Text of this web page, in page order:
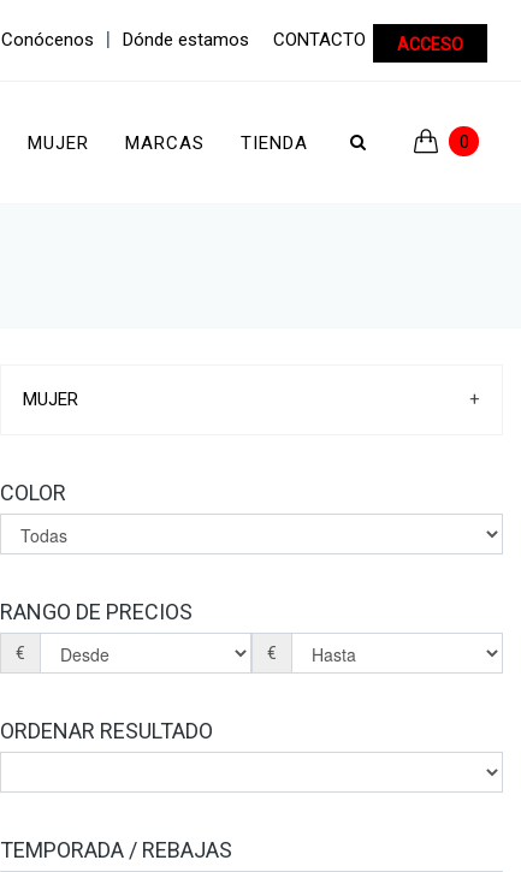
Conócenos | Dónde estamos CONTACTO ACCESO
MUJER MARCAS TIENDA 0
MUJER +
SANDALIAS
PLANTILLAS
COLOR
RANGO DE PRECIOS
€ €
ORDENAR RESULTADO
TEMPORADA / REBAJAS